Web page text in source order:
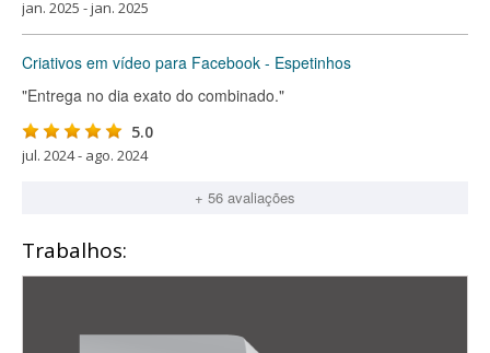
jan. 2025 - jan. 2025
Criativos em vídeo para Facebook - Espetinhos
"Entrega no dia exato do combinado."
5.0
jul. 2024 - ago. 2024
+ 56 avaliações
Trabalhos: